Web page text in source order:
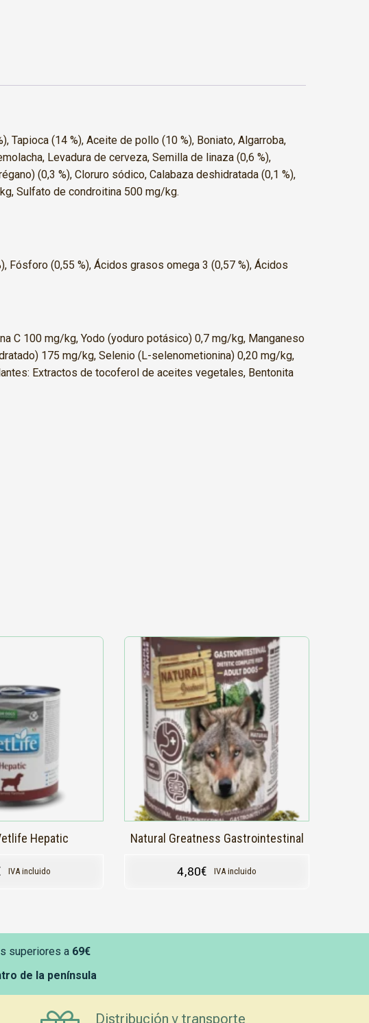
Tapioca (14 %), Aceite de pollo (10 %), Boniato, Algarroba,
Levadura de cerveza, Semilla de linaza (0,6 %),
(0,3 %), Cloruro sódico, Calabaza deshidratada (0,1 %),
Sulfato de condroitina 500 mg/kg.
Fósforo (0,55 %), Ácidos grasos omega 3 (0,57 %), Ácidos
C 100 mg/kg, Yodo (yoduro potásico) 0,7 mg/kg, Manganeso
175 mg/kg, Selenio (L-selenometionina) 0,20 mg/kg,
Extractos de tocoferol de aceites vegetales, Bentonita
Hepatic
IVA incluido
Natural Greatness Gastrointestinal
4,80€ IVA incluido
superiores a 69€
de la península
Distribución y transporte